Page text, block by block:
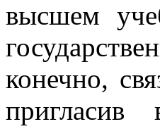
высшем
конечно,
при­гласив